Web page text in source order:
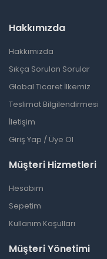
Hakkımızda
Hakkımızda
Sıkça Sorulan Sorular
Global Ticaret İlkemiz
Teslimat Bilgilendirmesi
İletişim
Giriş Yap / Üye Ol
Müşteri Hizmetleri
Hesabım
Sepetim
Kullanım Koşulları
Müşteri Yönetimi